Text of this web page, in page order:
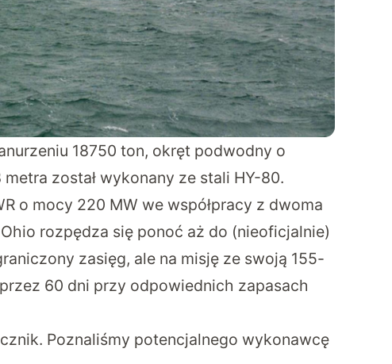
18750 ton, okręt podwodny o
został wykonany ze stali HY-80.
o mocy 220 MW we współpracy z dwoma
rozpędza się ponoć aż do (nieoficjalnie)
zasięg, ale na misję ze swoją 155-
60 dni przy odpowiednich zapasach
Poznaliśmy potencjalnego wykonawcę